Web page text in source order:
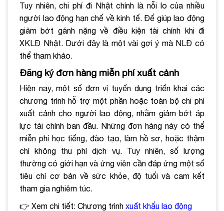
Tuy nhiên, chi phí đi Nhật chính là nỗi lo của nhiều
người lao động hạn chế về kinh tế. Để giúp lao động
giảm bớt gánh nặng về điều kiện tài chính khi đi
XKLĐ Nhật. Dưới đây là một vài gợi ý mà NLĐ có
thể tham khảo.
Đăng ký đơn hàng miễn phí xuất cảnh
Hiện nay, một số đơn vị tuyển dụng triển khai các
chương trình hỗ trợ một phần hoặc toàn bộ chi phí
xuất cảnh cho người lao động, nhằm giảm bớt áp
lực tài chính ban đầu. Những đơn hàng này có thể
miễn phí học tiếng, đào tạo, làm hồ sơ, hoặc thậm
chí không thu phí dịch vụ. Tuy nhiên, số lượng
thường có giới hạn và ứng viên cần đáp ứng một số
tiêu chí cơ bản về sức khỏe, độ tuổi và cam kết
tham gia nghiêm túc.
👉 Xem chi tiết: Chương trình xuất khẩu lao động